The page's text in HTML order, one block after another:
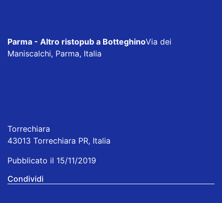
Parma - Altro ristopub a BotteghinoVia dei
Maniscalchi, Parma, Italia
Torrechiara
43013 Torrechiara PR, Italia
Pubblicato il 15/11/2019
Condividi